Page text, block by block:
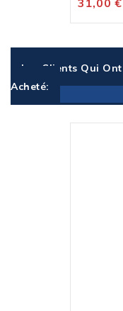
31,00 €
Les Clients Qui
Acheté: